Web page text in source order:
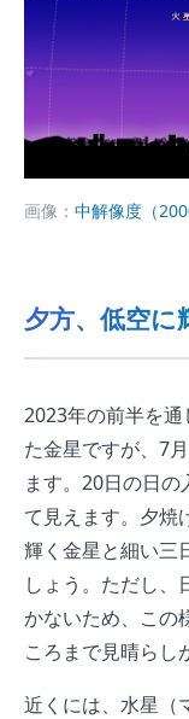
画像： 中解像度（
夕方、低空に
2023年の前半を
た金星ですが、7
ます。20日の日
て見えます。夕焼
輝く金星と細い三
しょう。ただし、
かないため、この
ころまで見晴らし
近くには、水星（